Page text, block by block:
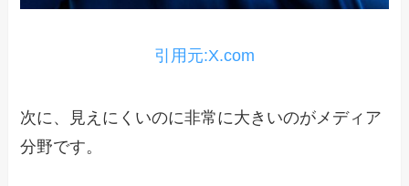
引用元:X.com
次に、見えにくいのに非常に大きいのがメディア
分野です。